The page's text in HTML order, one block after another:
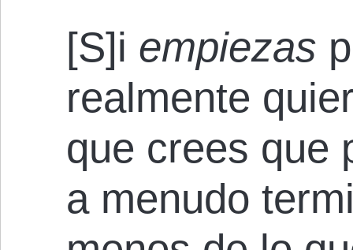
[S]i empiezas
realmente
que crees que
a menudo